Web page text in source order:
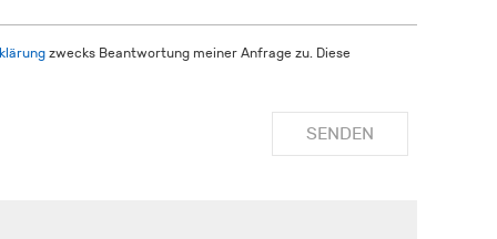
zwecks Beantwortung meiner Anfrage zu. Diese
SENDEN